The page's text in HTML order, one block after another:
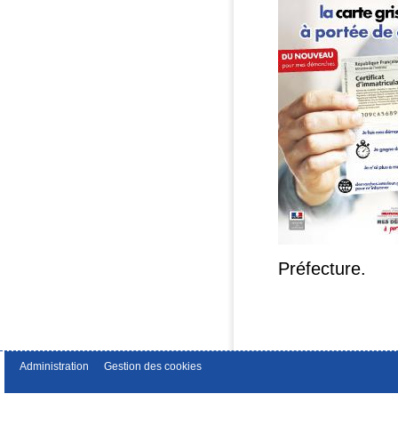
Préfecture.
Administration Gestion des cookies